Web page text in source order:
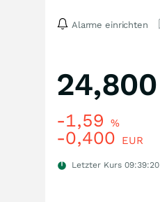
Alarme einrichten
24,800
-1,59 %
-0,400 EUR
Letzter Kurs 09:39:20